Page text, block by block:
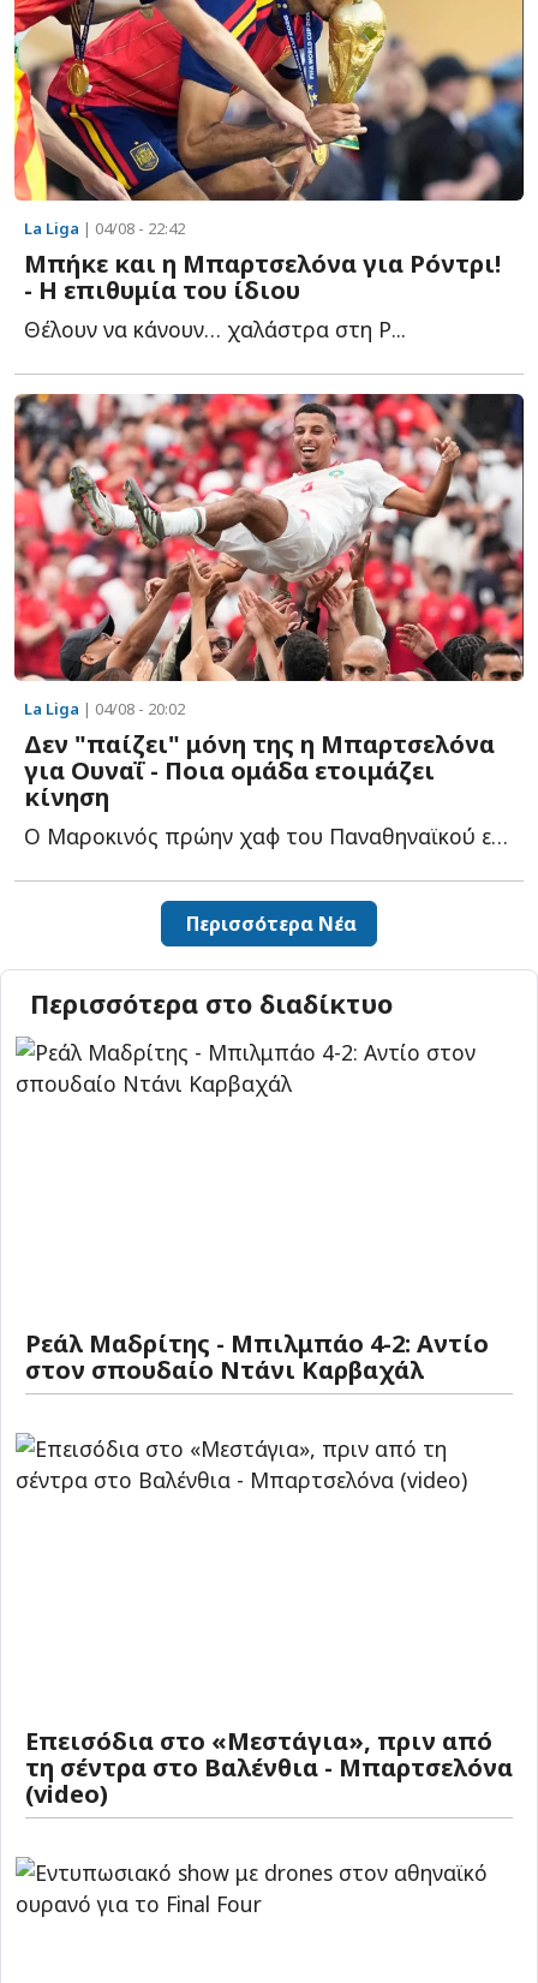
La Liga | 04/08 - 22:42
Mπήκε και η Μπαρτσελόνα για Ρόντρι!
- Η επιθυμία του ίδιου
Θέλουν να κάνουν… χαλάστρα στη Ρ...
La Liga | 04/08 - 20:02
Δεν "παίζει" μόνη της η Μπαρτσελόνα
για Ουναΐ - Ποια ομάδα ετοιμάζει
κίνηση
Ο Μαροκινός πρώην χαφ του Παναθηναϊκού είναι περιζήτητος μ...
Περισσότερα Νέα
Περισσότερα στο διαδίκτυο
Ρεάλ Μαδρίτης - Μπιλμπάο 4-2: Αντίο
στον σπουδαίο Ντάνι Καρβαχάλ
Επεισόδια στο «Μεστάγια», πριν από
τη σέντρα στο Βαλένθια - Μπαρτσελόνα
(video)